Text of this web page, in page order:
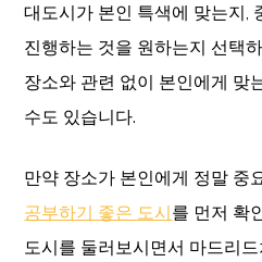
대도시가 본인 특색에 맞는지,
진행하는 것을 원하는지 선택
장소와 관련 없이 본인에게 맞
수도 있습니다.
만약 장소가 본인에게 정말 중
공부하기 좋은 도시를 먼저 확
도시를 둘러보시면서 마드리